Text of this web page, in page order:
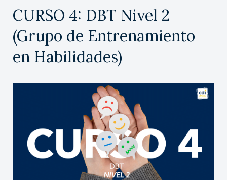
CURSO 4: DBT Nivel 2
(Grupo de Entrenamiento
en Habilidades)